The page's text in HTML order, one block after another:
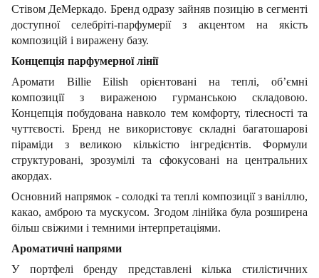
Стівом ДеМеркадо. Бренд одразу зайняв позицію в сегменті
доступної селебріті-парфумерії з акцентом на якість
композицій і виражену базу.
Концепція парфумерної лінії
Аромати Billie Eilish орієнтовані на теплі, об’ємні
композиції з вираженою гурманською складовою.
Концепція побудована навколо тем комфорту, тілесності та
чуттєвості. Бренд не використовує складні багатошарові
піраміди з великою кількістю інгредієнтів. Формули
структуровані, зрозумілі та сфокусовані на центральних
акордах.
Основний напрямок - солодкі та теплі композиції з ваніллю,
какао, амброю та мускусом. Згодом лінійка була розширена
більш свіжими і темними інтерпретаціями.
Ароматичні напрями
У портфелі бренду представлені кілька стилістичних